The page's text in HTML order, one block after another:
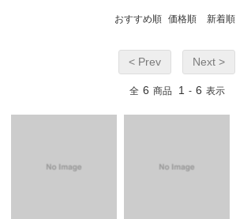
おすすめ順 価格順 新着順
< Prev Next >
全 6 商品 1 - 6 表示